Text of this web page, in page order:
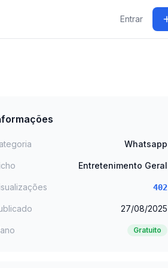
Entrar
Whatsapp
Entretenimento Geral
402
27/08/2025
Gratuito